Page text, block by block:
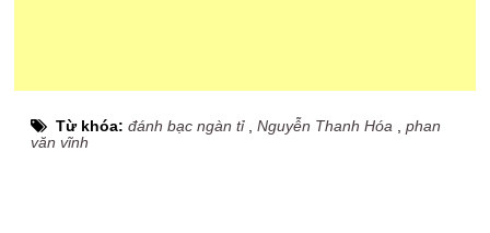
Từ khóa:đánh bạc ngàn tỉ,Nguyễn Thanh Hóa ,phan
văn vĩnh